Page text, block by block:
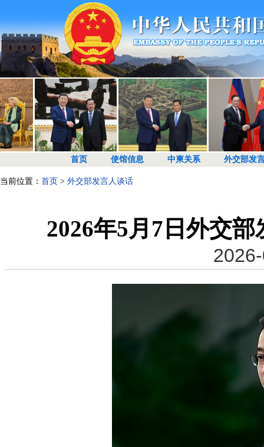
首页 使馆信息 中柬关系 外交部发
当前位置： 首页 > 外交部发言人谈话
2026年5月7日外交